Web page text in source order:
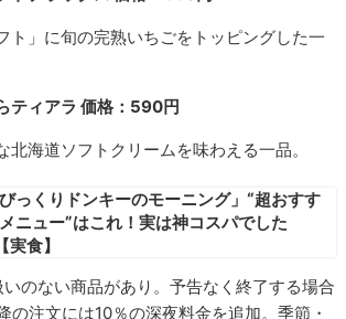
ト」に旬の完熟いちごをトッピングした一
ティアラ 価格：590円
北海道ソフトクリームを味わえる一品。
びっくりドンキーのモーニング」“超おすす
ニュー”はこれ！実は神コスパでした
実食】
のない商品があり。予告なく終了する場合
の注文には10％の深夜料金を追加。季節・